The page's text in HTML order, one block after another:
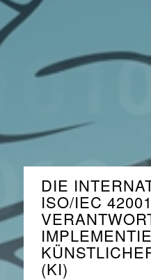
DIE
ISO/IEC
(KI)